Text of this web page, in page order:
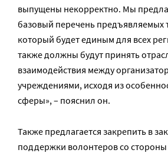
выпущены некорректно. Мы
базовый перечень предъявляемых
который будет единым для всех
также должны будут принять
взаимодействия между
учреждениями, исходя из
сферы», – пояснил он.
Также предлагается закрепить в
поддержки волонтеров со стороны